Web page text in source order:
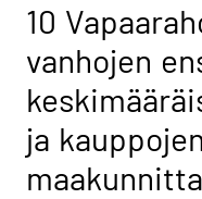
10
vanhojen
ja